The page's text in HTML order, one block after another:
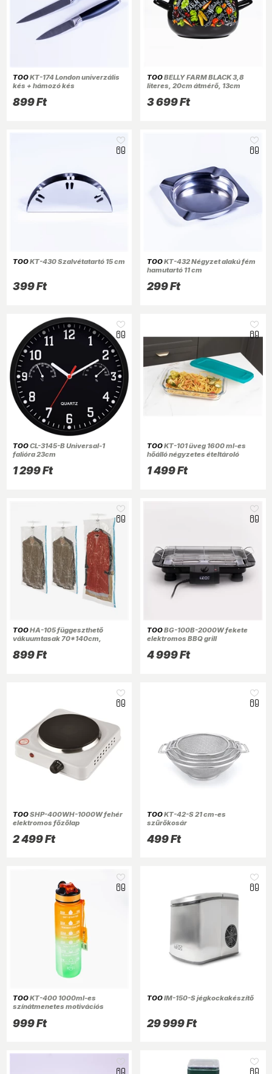
TOOKT-174 London univerzális
kés + hámozó kés
899 Ft
TOOBELLY FARM BLACK 3,8
literes, 20cm átmérő, 13cm
fedővel
3 699 Ft
TOOKT-430 Szalvétatartó 15 cm
399 Ft
TOOKT-432 Négyzet alakú fém
hamutartó 11 cm
299 Ft
TOOCL-3145-B Universal-1
falióra 23cm
1 299 Ft
TOOKT-101 üveg 1600 ml-es
hőálló négyzetes ételtároló
1 499 Ft
TOOHA-105 függeszthető
vákuumtasak 70*140cm,
899 Ft
TOOBG-100B-2000W fekete
elektromos BBQ grill
4 999 Ft
TOOSHP-400WH-1000W fehér
elektromos főzőlap
2 499 Ft
TOOKT-42-S 21 cm-es
szűrőkosár
499 Ft
TOOKT-400 1000ml-es
színátmenetes motivációs
időskálával
999 Ft
TOOIM-150-S jégkockakészítő
29 999 Ft